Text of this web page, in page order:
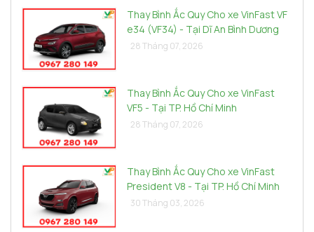
Thay Bình Ắc Quy Cho xe VinFast VF
e34 (VF34) - Tại Dĩ An Bình Dương
28 Tháng 07, 2026
Thay Bình Ắc Quy Cho xe VinFast
VF5 - Tại TP. Hồ Chí Minh
28 Tháng 07, 2026
Thay Bình Ắc Quy Cho xe VinFast
President V8 - Tại TP. Hồ Chí Minh
30 Tháng 03, 2026